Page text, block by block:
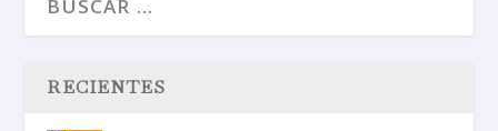
RECIENTES